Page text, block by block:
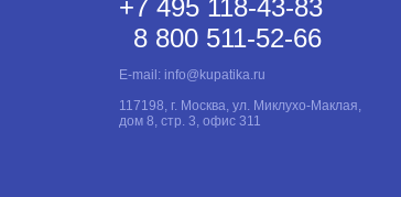
+7 495 118-43-83
8 800 511-52-66
E-mail: info@kupatika.ru
117198, г. Москва, ул. Миклухо-Маклая,
дом 8, стр. 3, офис 311